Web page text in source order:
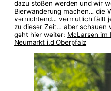
dazu stoßen werden und wir
Bierwanderung machen… die
vernichtend… vermutlich fällt
zu dieser Zeit… aber schauen
geht hier weiter: McLarsen im
Neumarkt i.d.Oberpfalz